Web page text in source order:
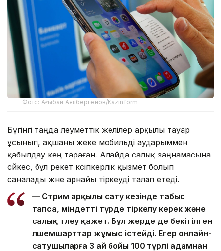
Фото: Ағыбай Аяпбергенов/Kazinform
Бүгінгі таңда әлеуметтік желілер арқылы тауар
ұсынып, ақшаны жеке мобильді аударыммен
қабылдау кең тараған. Алайда салық заңнамасына
сәйкес, бұл әрекет кәсіпкерлік қызмет болып
саналады және арнайы тіркеуді талап етеді.
— Стрим арқылы сату кезінде табыс
тапса, міндетті түрде тіркелу керек және
салық төлеу қажет. Бұл жерде де бекітілген
өлшемшарттар жұмыс істейді. Егер онлайн-
сатушыларға 3 ай бойы 100 түрлі адамнан